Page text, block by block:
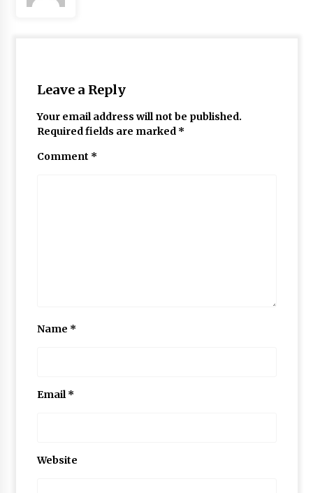
Leave a Reply
Your email address will not be published.
Required fields are marked *
Comment *
Name *
Email*
Website